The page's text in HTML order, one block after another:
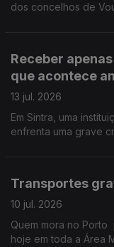
dos concelhos de
Receber
que acontece
13 jul. 2026
Em Sintra, uma
enfrenta uma grave
Transportes
10 jul. 2026
Quem mora no
hoje em toda a Área